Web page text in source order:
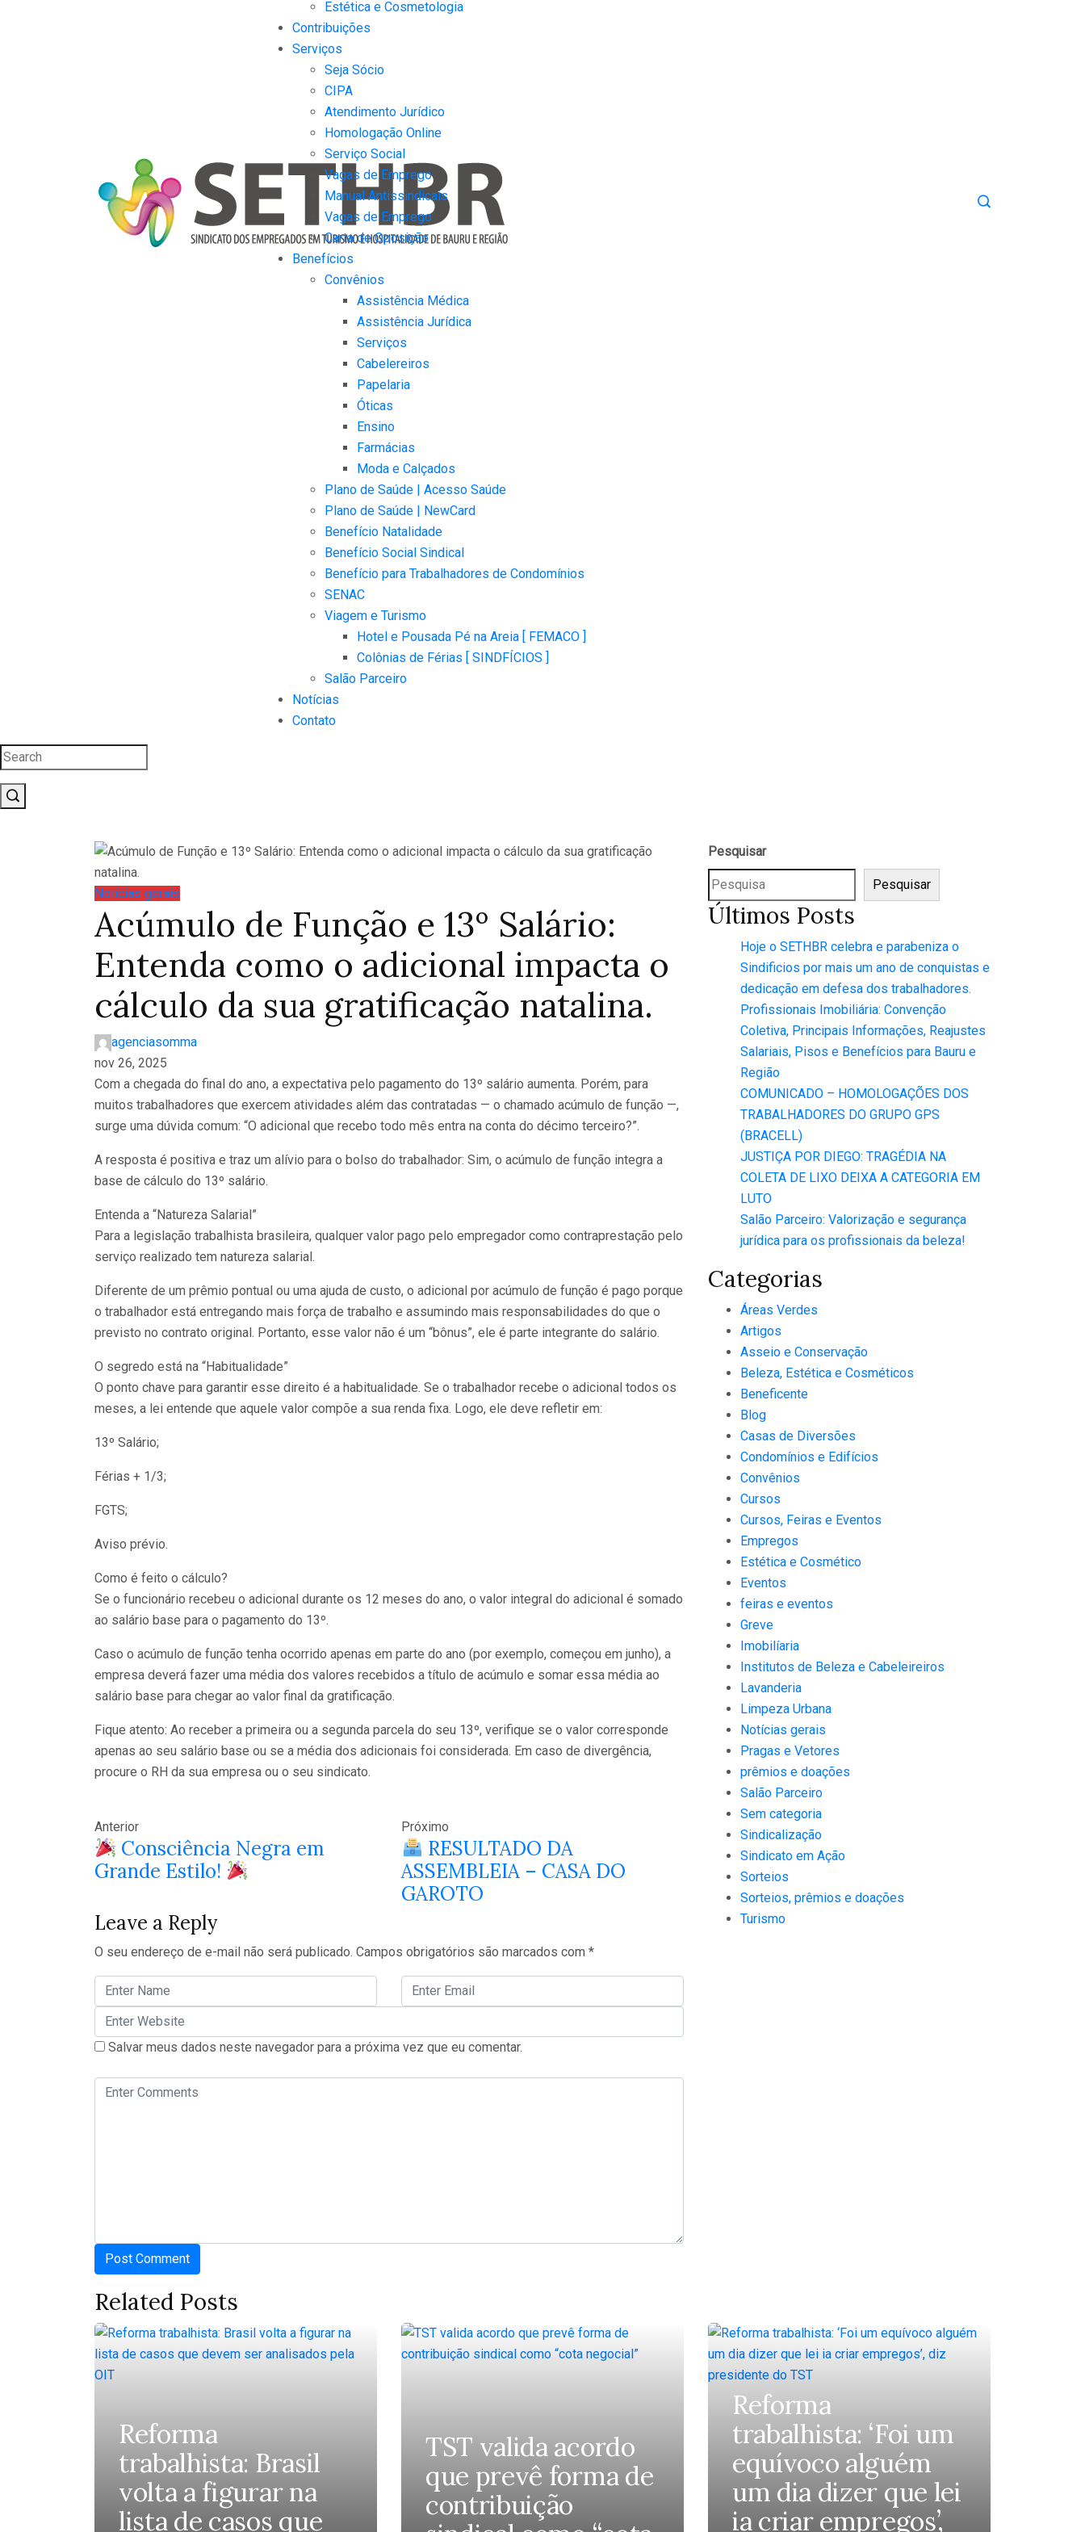
Estética e Cosmetologia
Contribuições
Serviços
Seja Sócio
CIPA
Atendimento Jurídico
Homologação Online
Serviço Social
Vagas de Emprego
Manual Antissindicais
Vagas de Emprego
Carta de Oposição
Benefícios
Convênios
Assistência Médica
Assistência Jurídica
Serviços
Cabelereiros
Papelaria
Óticas
Ensino
Farmácias
Moda e Calçados
Plano de Saúde | Acesso Saúde
Plano de Saúde | NewCard
Benefício Natalidade
Benefício Social Sindical
Benefício para Trabalhadores de Condomínios
SENAC
Viagem e Turismo
Hotel e Pousada Pé na Areia [ FEMACO ]
Colônias de Férias [ SINDFÍCIOS ]
Salão Parceiro
Notícias
Contato
Notícias gerais
Acúmulo de Função e 13º Salário:
Entenda como o adicional impacta o
cálculo da sua gratificação natalina.
agenciasomma
nov 26, 2025
Com a chegada do final do ano, a expectativa pelo pagamento do 13º salário aumenta. Porém, para
muitos trabalhadores que exercem atividades além das contratadas — o chamado acúmulo de função —,
surge uma dúvida comum: “O adicional que recebo todo mês entra na conta do décimo terceiro?”.
A resposta é positiva e traz um alívio para o bolso do trabalhador: Sim, o acúmulo de função integra a
base de cálculo do 13º salário.
Entenda a “Natureza Salarial”
Para a legislação trabalhista brasileira, qualquer valor pago pelo empregador como contraprestação pelo
serviço realizado tem natureza salarial.
Diferente de um prêmio pontual ou uma ajuda de custo, o adicional por acúmulo de função é pago porque
o trabalhador está entregando mais força de trabalho e assumindo mais responsabilidades do que o
previsto no contrato original. Portanto, esse valor não é um “bônus”, ele é parte integrante do salário.
O segredo está na “Habitualidade”
O ponto chave para garantir esse direito é a habitualidade. Se o trabalhador recebe o adicional todos os
meses, a lei entende que aquele valor compõe a sua renda fixa. Logo, ele deve refletir em:
13º Salário;
Férias + 1/3;
FGTS;
Aviso prévio.
Como é feito o cálculo?
Se o funcionário recebeu o adicional durante os 12 meses do ano, o valor integral do adicional é somado
ao salário base para o pagamento do 13º.
Caso o acúmulo de função tenha ocorrido apenas em parte do ano (por exemplo, começou em junho), a
empresa deverá fazer uma média dos valores recebidos a título de acúmulo e somar essa média ao
salário base para chegar ao valor final da gratificação.
Fique atento: Ao receber a primeira ou a segunda parcela do seu 13º, verifique se o valor corresponde
apenas ao seu salário base ou se a média dos adicionais foi considerada. Em caso de divergência,
procure o RH da sua empresa ou o seu sindicato.
Anterior
Consciência Negra em
Grande Estilo!
Próximo
RESULTADO DA
ASSEMBLEIA – CASA DO
GAROTO
Leave a Reply
O seu endereço de e-mail não será publicado. Campos obrigatórios são marcados com *
Salvar meus dados neste navegador para a próxima vez que eu comentar.
Pesquisar
Pesquisar
Últimos Posts
Hoje o SETHBR celebra e parabeniza o
Sindificios por mais um ano de conquistas e
dedicação em defesa dos trabalhadores.
Profissionais Imobiliária: Convenção
Coletiva, Principais Informações, Reajustes
Salariais, Pisos e Benefícios para Bauru e
Região
COMUNICADO – HOMOLOGAÇÕES DOS
TRABALHADORES DO GRUPO GPS
(BRACELL)
JUSTIÇA POR DIEGO: TRAGÉDIA NA
COLETA DE LIXO DEIXA A CATEGORIA EM
LUTO
Salão Parceiro: Valorização e segurança
jurídica para os profissionais da beleza!
Categorias
Áreas Verdes
Artigos
Asseio e Conservação
Beleza, Estética e Cosméticos
Beneficente
Blog
Casas de Diversões
Condomínios e Edifícios
Convênios
Cursos
Cursos, Feiras e Eventos
Empregos
Estética e Cosmético
Eventos
feiras e eventos
Greve
Imobilíaria
Institutos de Beleza e Cabeleireiros
Lavanderia
Limpeza Urbana
Notícias gerais
Pragas e Vetores
prêmios e doações
Salão Parceiro
Sem categoria
Sindicalização
Sindicato em Ação
Sorteios
Sorteios, prêmios e doações
Turismo
Related Posts
Reforma
trabalhista: Brasil
volta a figurar na
lista de casos que
TST valida acordo
que prevê forma de
contribuição
Reforma
trabalhista: ‘Foi um
equívoco alguém
um dia dizer que lei
ia criar empregos’,